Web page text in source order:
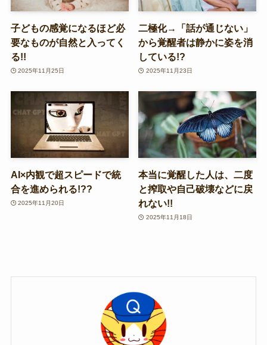
子どもの感覚になるほど必
要なものが自然と入ってく
る!!
2025年11月25日
二極化→「話が通じない」
から覚醒者は静かに姿を消
している!?
2025年11月23日
AI×内観で超スピードで統
合を進められる!??
2025年11月20日
本当に覚醒した人は、二度
と搾取や自己破壊などに戻
れない!!
2025年11月18日